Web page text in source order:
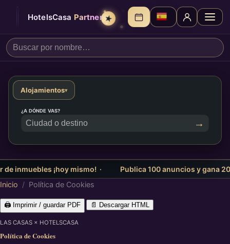
HotelsCasa Partners★
Alojamientos▾
¿A DÓNDE VAS?
→
inmuebles ¡hoy mismo! ·
Publica 100 anuncios y gana 20
Inicio / Política de Cookies
🖨️ Imprimir / guardar PDF 📄 Descargar HTML
LAS CASAS × HOTELSCASA
Política de Cookies